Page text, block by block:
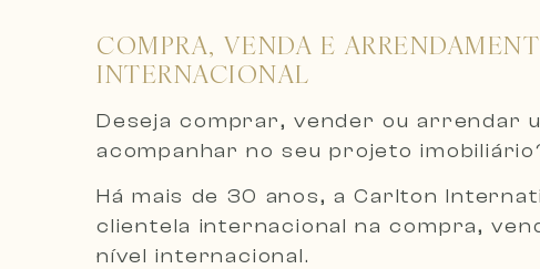
COMPRA, VENDA E
INTERNACIONAL
Deseja comprar, vender ou arrendar
acompanhar no seu projeto
Há mais de 30 anos, a Carlton
clientela internacional na compra,
nível internacional.